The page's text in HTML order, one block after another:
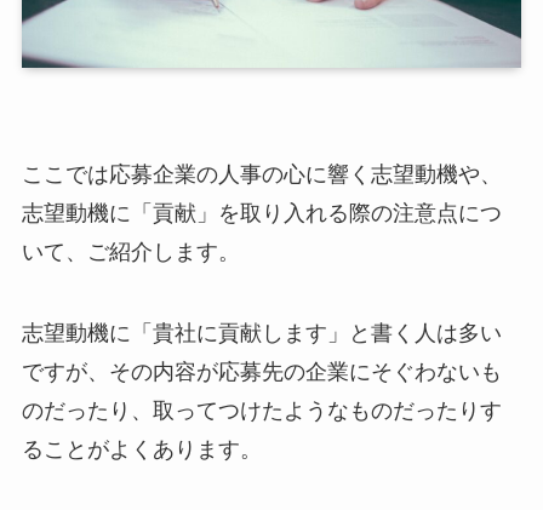
ここでは応募企業の人事の心に響く志望動機や、
志望動機に「貢献」を取り入れる際の注意点につ
いて、ご紹介します。
志望動機に「貴社に貢献します」と書く人は多い
ですが、その内容が応募先の企業にそぐわないも
のだったり、取ってつけたようなものだったりす
ることがよくあります。